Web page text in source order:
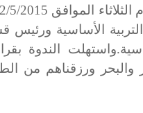
التربية الأساسية
الندوة
والبحر ورزقناهم من